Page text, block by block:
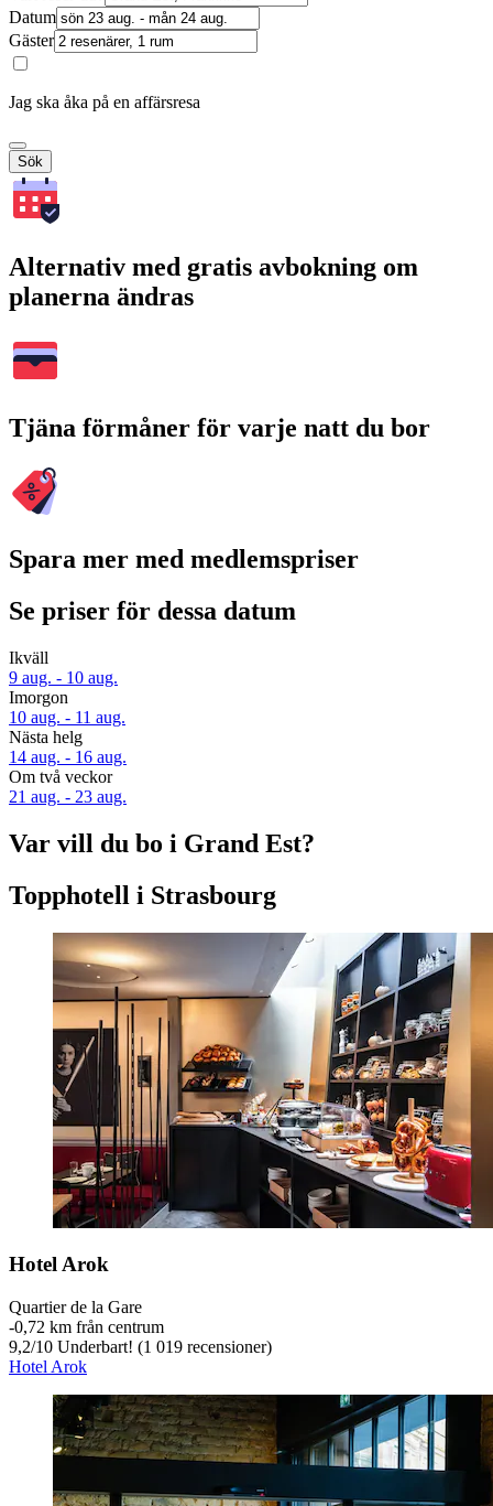
Datum
Gäster
Jag ska åka på en affärsresa
Sök
Alternativ med gratis avbokning om
planerna ändras
Tjäna förmåner för varje natt du bor
Spara mer med medlemspriser
Se priser för dessa datum
Ikväll
9 aug. - 10 aug.
Imorgon
10 aug. - 11 aug.
Nästa helg
14 aug. - 16 aug.
Om två veckor
21 aug. - 23 aug.
Var vill du bo i Grand Est?
Topphotell i Strasbourg
Hotel Arok
Quartier de la Gare
‐0,72 km från centrum
9,2/10 Underbart! (1 019 recensioner)
Hotel Arok